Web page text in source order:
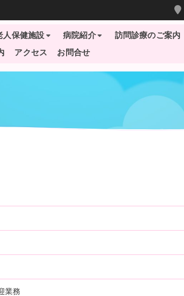
人保健施設 病院紹介 訪問診療のご案内
アクセス お問合せ
業務